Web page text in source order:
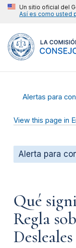
Un sitio oficial del
Así es como usted
Alertas para
View this page in
Alerta para
Qué
Regla